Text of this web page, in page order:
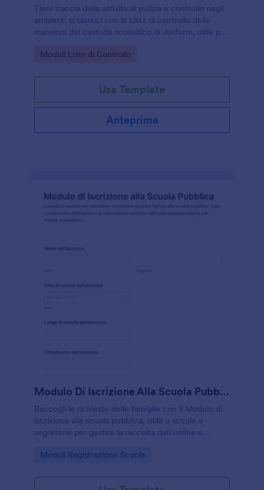
Tieni traccia delle attività di pulizia e controllo negli
ambienti scolastici con la Lista di controllo delle
mansioni del custode scolastico di Jotform, utile per
raccolta dati interna.
Go to Category:
Moduli Liste di Controllo
Usa Template
Anteprima
Modulo Di Iscrizione Alla Scuola Pubblica
Raccogli le richieste delle famiglie con il Modulo di
iscrizione alla scuola pubblica, utile a scuole e
segreterie per gestire la raccolta dati online e
Go to Category:
Moduli Registrazione Scuola